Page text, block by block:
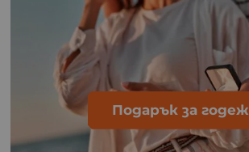
Подарък за годеж